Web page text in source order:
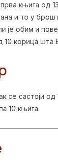
књига од
и то у брош
је обим и
10 корица шта
се састоји
10 књига.